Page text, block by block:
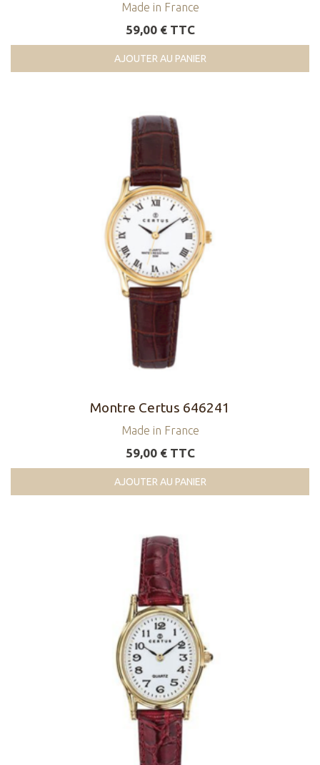
Made in France
59,00 € TTC
AJOUTER AU PANIER
Montre Certus 646241
Made in France
59,00 € TTC
AJOUTER AU PANIER